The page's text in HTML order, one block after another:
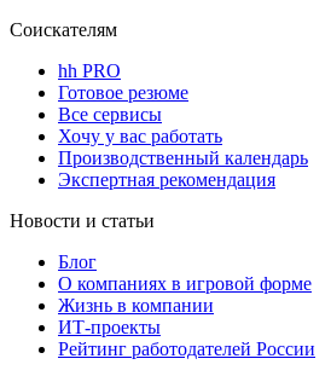
Соискателям
hh PRO
Готовое резюме
Все сервисы
Хочу у вас работать
Производственный календарь
Экспертная рекомендация
Новости и статьи
Блог
О компаниях в игровой форме
Жизнь в компании
ИТ-проекты
Рейтинг работодателей России